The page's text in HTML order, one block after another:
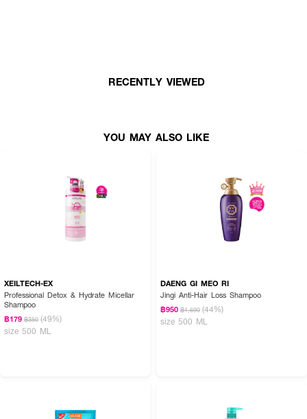
• แชมพูทำความสะอาดเส้นผมอย่างอ่อนโยนสำหรับการใช้งานได้ทุกวัน
RECENTLY VIEWED
YOU MAY ALSO LIKE
XEILTECH-EX
Professional Detox & Hydrate Micellar
Shampoo
฿179 ฿350 (49%)
size 500 ML
DAENG GI MEO RI
Jingi Anti-Hair Loss Shampoo
฿950 ฿1,690 (44%)
size 500 ML